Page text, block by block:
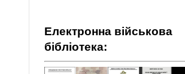
Електронна військова
бібліотека: